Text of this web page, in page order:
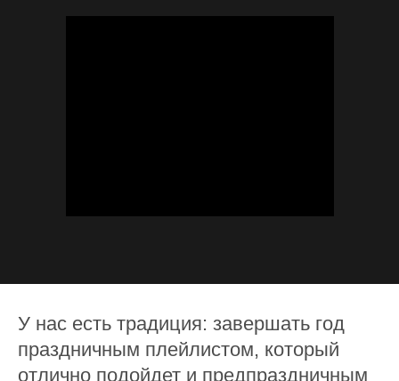
У нас есть традиция: завершать год
праздничным плейлистом, который
отлично подойдет и предпраздничным